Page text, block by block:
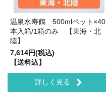
温泉水寿鶴 500mlペット×40
本入箱/1箱のみ 【東海・北
陸】
7,614円(税込)
【送料込】
詳しく見る